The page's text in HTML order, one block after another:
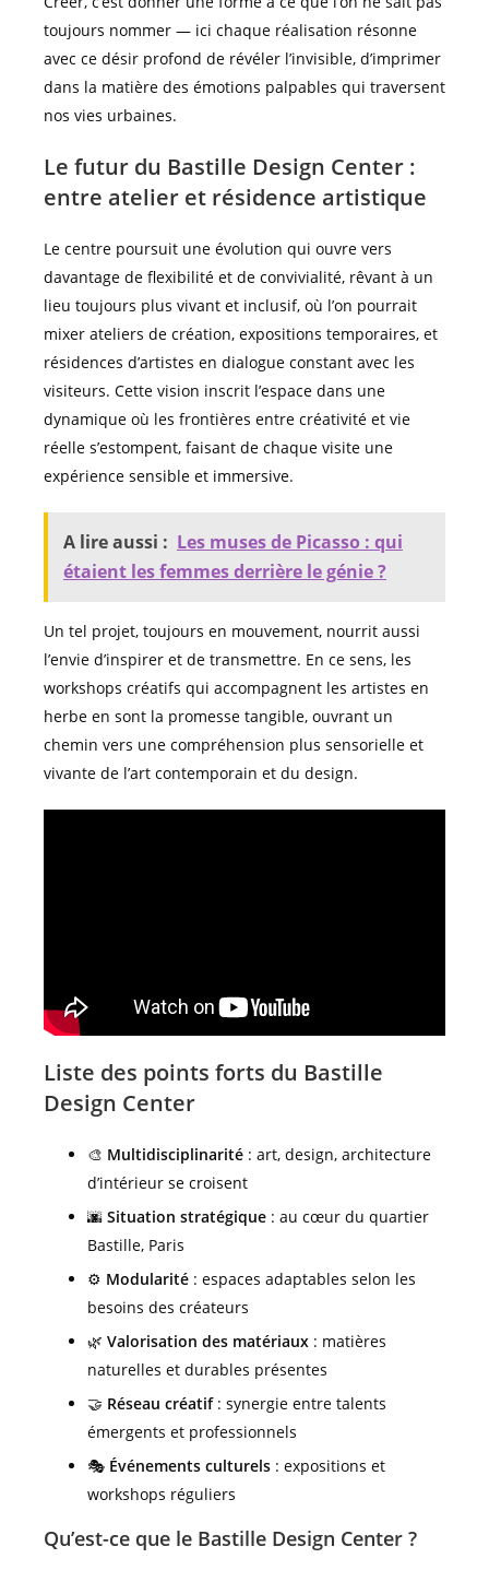
toujours nommer — ici chaque réalisation résonne
avec ce désir profond de révéler l’invisible, d’imprimer
dans la matière des émotions palpables qui traversent
nos vies urbaines.
Le futur du Bastille Design Center :
entre atelier et résidence artistique
Le centre poursuit une évolution qui ouvre vers
davantage de flexibilité et de convivialité, rêvant à un
lieu toujours plus vivant et inclusif, où l’on pourrait
mixer ateliers de création, expositions temporaires, et
résidences d’artistes en dialogue constant avec les
visiteurs. Cette vision inscrit l’espace dans une
dynamique où les frontières entre créativité et vie
réelle s’estompent, faisant de chaque visite une
expérience sensible et immersive.
A lire aussi : Les muses de Picasso : qui
étaient les femmes derrière le génie ?
Un tel projet, toujours en mouvement, nourrit aussi
l’envie d’inspirer et de transmettre. En ce sens, les
workshops créatifs qui accompagnent les artistes en
herbe en sont la promesse tangible, ouvrant un
chemin vers une compréhension plus sensorielle et
vivante de l’art contemporain et du design.
Liste des points forts du Bastille
Design Center
🎨 Multidisciplinarité : art, design, architecture
d’intérieur se croisent
🌆 Situation stratégique : au cœur du quartier
Bastille, Paris
⚙️ Modularité : espaces adaptables selon les
besoins des créateurs
🌿 Valorisation des matériaux : matières
naturelles et durables présentes
🤝 Réseau créatif: synergie entre talents
émergents et professionnels
🎭 Événements culturels : expositions et
workshops réguliers
Qu’est-ce que le Bastille Design Center ?